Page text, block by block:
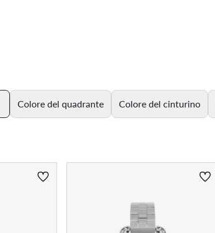
Colore del quadrante Colore del cinturino